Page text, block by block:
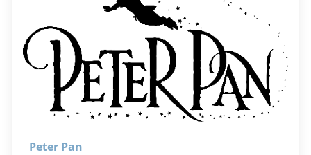
Peter Pan